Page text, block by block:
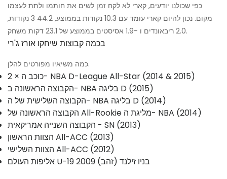
כפי שכולנו יודעים, קארי לא לקח זמן לשים את חותמו ולתת לעצמו
מקום. נכון להיום קארי עומד עם 10.3 נקודות בממוצע, 44.2 3 נקודות,
2.0 ריבאונדים ו -1.9 אסיסטים בממוצע של 23.1 דקות משחק.
בכמה קבוצות שיחקו אורז ג'רי
כמה משיאיו מפורטים להלן.
2 × כוכב ה- NBA D-League All-Star (2014 & 2015)
הקבוצה הראשונה ב- NBA בליגה D (2015)
הקבוצה השלישית של ה- NBA בליגה D (2014)
הקבוצה הראשונה של All-Rookie מליגת ה- NBA (2014)
הקבוצה השנייה אמריקאית - SN (2013)
הצוות הראשון All-ACC (2013)
הצוות השלישי All-ACC (2012)
אליפות העולם U-19 2009 בניו זילנד (זהב)